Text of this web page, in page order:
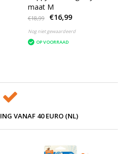
maat M
€18,99 €16,99
Nog niet gewaardeerd
OP VOORRAAD
VANAF 40 EURO (NL)